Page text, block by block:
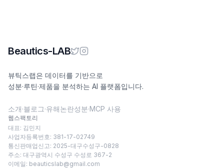
Beautics-LAB
뷰틱스랩은 데이터를 기반으로
성분·루틴·제품을 분석하는 AI 플랫폼입니다.
소개·블로그·유해논란성분·MCP 사용
웹스팩토리
대표: 김민지
사업자등록번호: 381-17-02749
통신판매업신고: 2025-대구수성구-0828
주소: 대구광역시 수성구 수성로 367-2
이메일: beauticslab@gmail.com